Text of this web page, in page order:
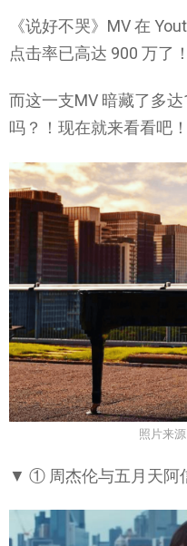
《说好不哭》MV 在
点击率已高达 900 万了
而这一支MV 暗藏了多
吗？！现在就来看看吧！
照片来源
▼ ① 周杰伦与五月天阿